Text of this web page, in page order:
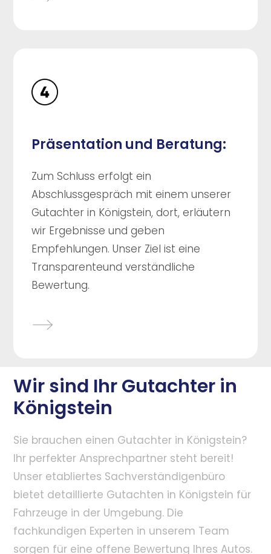
Präsentation und Beratung:
Zum Schluss erfolgt ein
Abschlussgespräch mit einem unserer
Gutachter in Königstein, dort, erläutern
wir Ergebnisse und geben
Empfehlungen. Unser Ziel ist eine
Transparenteund verständliche
Bewertung.
Wir sind Ihr Gutachter in
Königstein
Sie brauchen einen Gutachter in Königstein?
Ihr perfekter Ansprechpartner steht bereit!
Unser etabliertes Sachverständigenbüro
bietet detaillierte Gutachten in Königstein für
Fahrzeuge in der Umgebung. Die
fachkundigen Experten in unserem Team
sorgen für eine offene Bewertung Ihres Autos.